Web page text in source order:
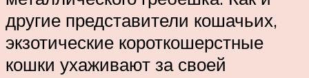
другие представители кошачьих,
экзотические короткошерстные
кошки ухаживают за своей